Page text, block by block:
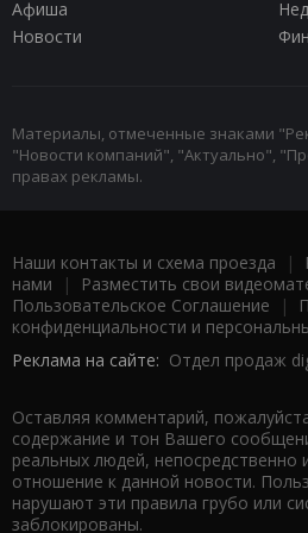
Афиша
Новости
Материалы, отмеченные знаками
"Новости компаний", "Актуально",
правах рекламы.
Наши контакты и схема проезда |
нами | Разместить свои
Пользовательское Соглашение |
конфиденциальности и
Реклама на сайте: Отдел продаж
Оставляя комментарий,
содержание и тон Вашего
реальных людей,
отношение к данной новости.
нарушают эти правила грубо или
заблокированы.